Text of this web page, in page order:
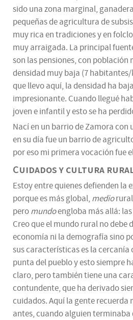
sido una zona marginal,
pequeñas de agricultura de
muy rica en tradiciones y en
muy arraigada. La principal
son las pensiones, con población
densidad muy baja (7 habitantes/
que llevo aquí, la densidad ha
impresionante. Cuando llegué
joven e infantil y esto se ha
Nací en un barrio de Zamora con
en su día fue un barrio de
por eso mi primera vocación fue
Cuidados y cultura
Estoy entre quienes defienden la
porque es más global,medio
peromundoengloba más allá:
Creo que el mundo rural no debe
economía ni la demografía sino
sus características es la cercanía
punta del pueblo y esto siempre
claro, pero también tiene una
contundente, que ha derivado
cuidados. Aquí la gente recuerda
antes, cuando alguien terminaba